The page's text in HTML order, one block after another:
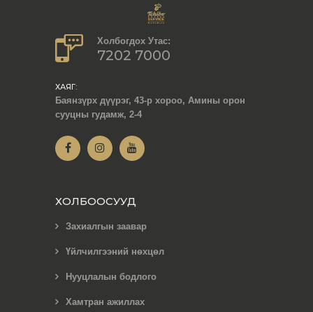
Холбогдох Утас:
7202 7000
ХАЯГ:
Баянзүрх дүүрэг, 43-р хороо, Амины орон
сууцны гудамж, 2-4
ХОЛБООСУУД
Захиалгын заавар
Үйлчилгээний нөхцөл
Нууцлалын бодлого
Хамтран ажиллах